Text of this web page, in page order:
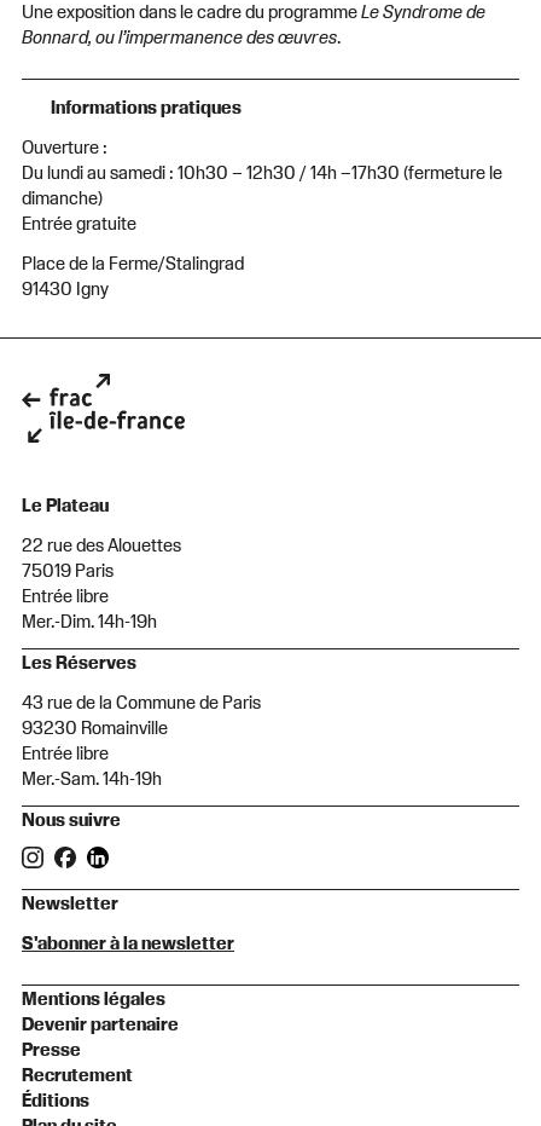
Une exposition dans le cadre du programmeLe Syndrome de
Bonnard, ou l’impermanence des œuvres.
Informations pratiques
Ouverture :
Du lundi au samedi : 10h30 – 12h30 / 14h –17h30 (fermeture le
dimanche)
Entrée gratuite
Place de la Ferme/Stalingrad
91430 Igny
Le Plateau
22 rue des Alouettes
75019 Paris
Entrée libre
Mer.-Dim. 14h-19h
Les Réserves
43 rue de la Commune de Paris
93230 Romainville
Entrée libre
Mer.-Sam. 14h-19h
Nous suivre
Newsletter
S'abonner à la newsletter
Mentions légales
Devenir partenaire
Presse
Recrutement
Éditions